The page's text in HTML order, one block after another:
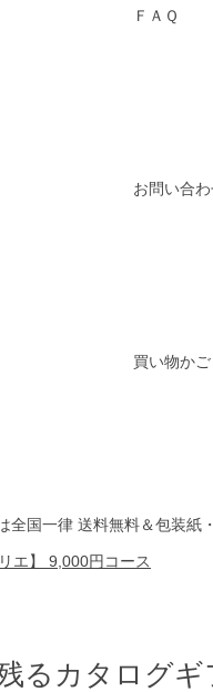
ＦＡＱ
お問い合
買い物かご
全国一律 送料無料＆包装紙
リエ】 9,000円コース
るカタログギ